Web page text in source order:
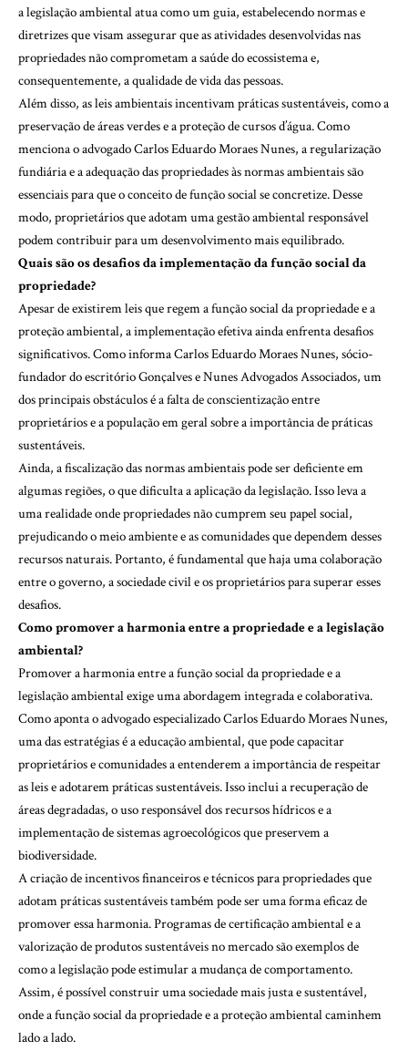
a legislação ambiental atua como um guia, estabelecendo normas e
diretrizes que visam assegurar que as atividades desenvolvidas nas
propriedades não comprometam a saúde do ecossistema e,
consequentemente, a qualidade de vida das pessoas.
Além disso, as leis ambientais incentivam práticas sustentáveis, como a
preservação de áreas verdes e a proteção de cursos d’água. Como
menciona o advogado Carlos Eduardo Moraes Nunes, a regularização
fundiária e a adequação das propriedades às normas ambientais são
essenciais para que o conceito de função social se concretize. Desse
modo, proprietários que adotam uma gestão ambiental responsável
podem contribuir para um desenvolvimento mais equilibrado.
Quais são os desafios da implementação da função social da
propriedade?
Apesar de existirem leis que regem a função social da propriedade e a
proteção ambiental, a implementação efetiva ainda enfrenta desafios
significativos. Como informa Carlos Eduardo Moraes Nunes, sócio-
fundador do escritório Gonçalves e Nunes Advogados Associados, um
dos principais obstáculos é a falta de conscientização entre
proprietários e a população em geral sobre a importância de práticas
sustentáveis.
Ainda, a fiscalização das normas ambientais pode ser deficiente em
algumas regiões, o que dificulta a aplicação da legislação. Isso leva a
uma realidade onde propriedades não cumprem seu papel social,
prejudicando o meio ambiente e as comunidades que dependem desses
recursos naturais. Portanto, é fundamental que haja uma colaboração
entre o governo, a sociedade civil e os proprietários para superar esses
desafios.
Como promover a harmonia entre a propriedade e a legislação
ambiental?
Promover a harmonia entre a função social da propriedade e a
legislação ambiental exige uma abordagem integrada e colaborativa.
Como aponta o advogado especializado Carlos Eduardo Moraes Nunes,
uma das estratégias é a educação ambiental, que pode capacitar
proprietários e comunidades a entenderem a importância de respeitar
as leis e adotarem práticas sustentáveis. Isso inclui a recuperação de
áreas degradadas, o uso responsável dos recursos hídricos e a
implementação de sistemas agroecológicos que preservem a
biodiversidade.
A criação de incentivos financeiros e técnicos para propriedades que
adotam práticas sustentáveis também pode ser uma forma eficaz de
promover essa harmonia. Programas de certificação ambiental e a
valorização de produtos sustentáveis no mercado são exemplos de
como a legislação pode estimular a mudança de comportamento.
Assim, é possível construir uma sociedade mais justa e sustentável,
onde a função social da propriedade e a proteção ambiental caminhem
lado a lado.